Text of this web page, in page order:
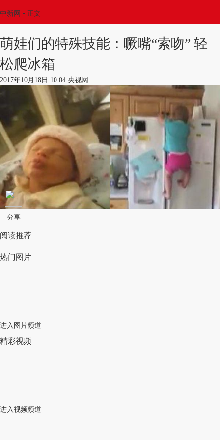
中新网 • 正文
萌娃们的特殊技能：噘嘴“索吻” 轻
松爬冰箱
2017年10月18日 10:04 央视网
分享
阅读推荐
热门图片
进入图片频道
精彩视频
进入视频频道